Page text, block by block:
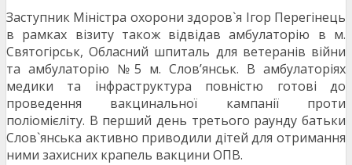
Заступник Міністра охорони здоров`я Ігор Перегінець
в рамках візиту також відвідав амбулаторію в м.
Святогірськ, Обласний шпиталь для ветеранів війни
та амбулаторію №5 м. Слов’янськ. В амбулаторіях
медики та інфраструктура повністю готові до
проведення вакцинальної кампанії проти
поліомієліту. В перший день третього раунду батьки
Слов`янська активно приводили дітей для отримання
ними захисних крапель вакцини ОПВ.